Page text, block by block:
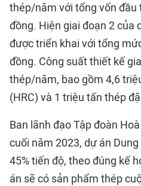
thép/năm với tổng vốn đầu
đồng. Hiện giai đoạn 2 của
được triển khai với tổng
đồng. Công suất thiết kế
thép/năm, bao gồm 4,6
(HRC) và 1 triệu tấn thép
Ban lãnh đạo Tập đoàn
cuối năm 2023, dự án
45% tiến độ, theo đúng kế
án sẽ có sản phẩm thép